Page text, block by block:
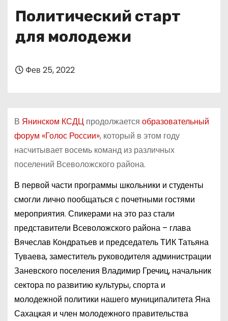
Политический старт
для молодежи
Фев 25, 2022
В Янинском КСДЦпродолжается образовательный
форум «Голос России», который в этом году
насчитывает восемь команд из различных
поселений Всеволожского района.
В первой части программы школьники и студенты
смогли лично пообщаться с почетными гостями
мероприятия. Спикерами на это раз стали
представители Всеволожского района – глава
Вячеслав Кондратьев и председатель ТИК Татьяна
Туваева, заместитель руководителя администрации
Заневского поселения Владимир Гречиц, начальник
сектора по развитию культуры, спорта и
молодежной политики нашего муниципалитета Яна
Сахацкая и член молодежного правительства